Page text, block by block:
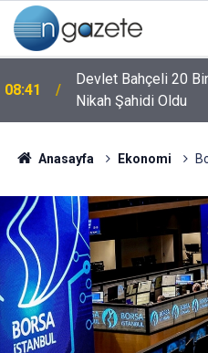
08:41
Devlet Bahçeli 20
Nikah Şahidi Oldu
Anasayfa Ekonomi